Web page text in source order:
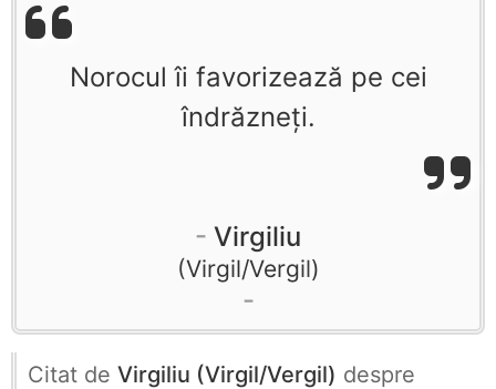
Norocul îi favorizează pe cei
îndrăzneți.
Virgiliu
Virgil/Vergil
Citat de Virgiliu (Virgil/Vergil) despre